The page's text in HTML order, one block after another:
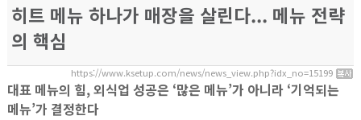
히트 메뉴 하나가 매장을 살린다... 메뉴 전략
의 핵심
https://www.ksetup.com/news/news_view.php?idx_no=15199
대표 메뉴의 힘, 외식업 성공은 ‘많은 메뉴’가 아니라 ‘기억되는
메뉴’가 결정한다